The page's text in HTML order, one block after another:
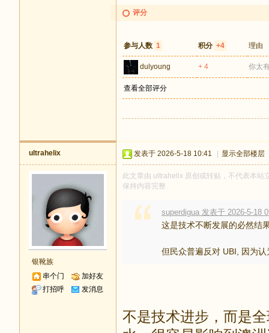
评分
参与人数 1 积分 +4 理由
dulyoung + 4 你太
查看全部评分
ultrahelix
银靴族
串个门
加好友
打招呼
发消息
发表于 2026-5-18 10:41 显示全部楼层
此文章由 ultrahelix 原创或转贴，不代表本
保持内容完整
superdigua 发表于 2026-5-18
这是技术不断发展的必然结
但民众普遍反对 UBI, 因为
不是技术进步，而是